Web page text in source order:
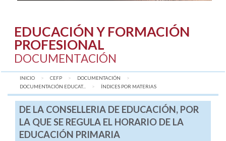
EDUCACIÓN Y FORMACIÓN
PROFESIONAL
DOCUMENTACIÓN
INICIO CEFP
DOCUMENTACIÓN
DOCUMENTACIÓN EDUCAT...
AQUÍ:
ÍNDICES POR MATERIAS
DE LA CONSELLERIA DE EDUCACIÓN, POR
LA QUE SE REGULA EL HORARIO DE LA
EDUCACIÓN PRIMARIA